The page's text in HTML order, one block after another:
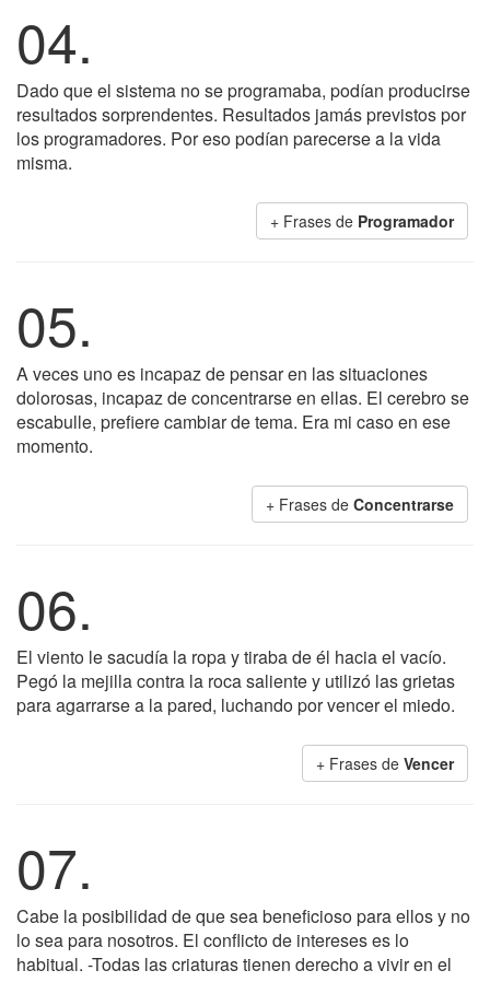
04.
Dado que el sistema no se programaba, podían producirse
resultados sorprendentes. Resultados jamás previstos por
los programadores. Por eso podían parecerse a la vida
misma.
+ Frases de Programador
05.
A veces uno es incapaz de pensar en las situaciones
dolorosas, incapaz de concentrarse en ellas. El cerebro se
escabulle, prefiere cambiar de tema. Era mi caso en ese
momento.
+ Frases de Concentrarse
06.
El viento le sacudía la ropa y tiraba de él hacia el vacío.
Pegó la mejilla contra la roca saliente y utilizó las grietas
para agarrarse a la pared, luchando por vencer el miedo.
+ Frases de Vencer
07.
Cabe la posibilidad de que sea beneficioso para ellos y no
lo sea para nosotros. El conflicto de intereses es lo
habitual. -Todas las criaturas tienen derecho a vivir en el